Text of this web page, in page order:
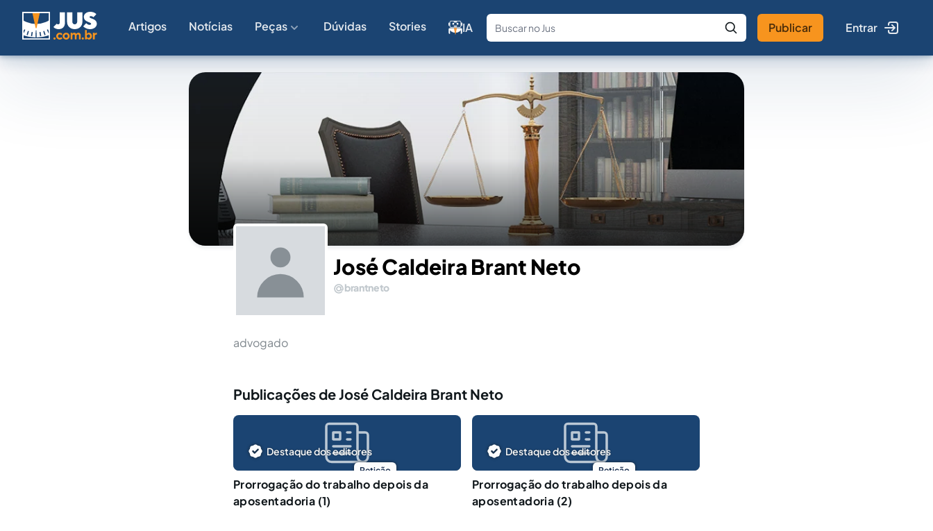
Artigos Notícias Peças Dúvidas Stories IA
Fale com a IA Buscar no Jus
Publicar Entrar
José Caldeira Brant Neto
brantneto
advogado
Publicações de José Caldeira Brant Neto
Petição
Destaque dos editores
Prorrogação do trabalho depois da
aposentadoria (1)
Petição
Destaque dos editores
Prorrogação do trabalho depois da
aposentadoria (2)